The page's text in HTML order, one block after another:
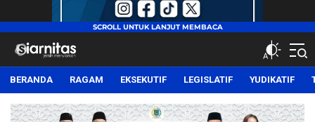
siarnitas
Jernih Menyiarkan
BERANDA RAGAM EKSEKUTIF LEGISLATIF YUDIKATIF